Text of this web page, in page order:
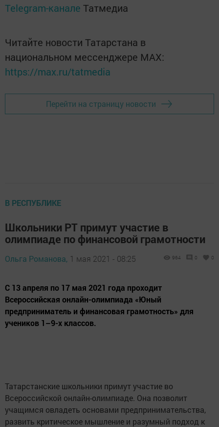
Telegram-канале Татмедиа
Читайте новости Татарстана в
национальном мессенджере MАХ:
https://max.ru/tatmedia
Перейти на страницу новости
В РЕСПУБЛИКЕ
Школьники РТ примут участие в
олимпиаде по финансовой грамотности
Ольга Романова, 1 мая 2021 - 08:25 964 0 0
С 13 апреля по 17 мая 2021 года проходит
Всероссийская онлайн-олимпиада «Юный
предприниматель и финансовая грамотность» для
учеников 1–9-х классов.
Татарстанские школьники примут участие во
Всероссийской онлайн-олимпиаде. Она позволит
учащимся овладеть основами предпринимательства,
развить критическое мышление и разумный подход к